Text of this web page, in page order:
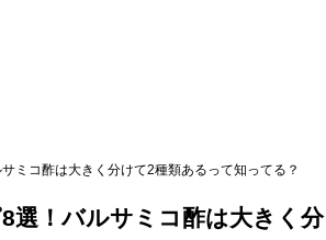
ミコ酢は大きく分けて2種類あるって知ってる？
選！バルサミコ酢は大きく分